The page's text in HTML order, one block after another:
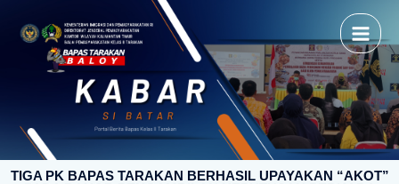
TIGA PK BAPAS TARAKAN BERHASIL UPAYAKAN “AKOT”